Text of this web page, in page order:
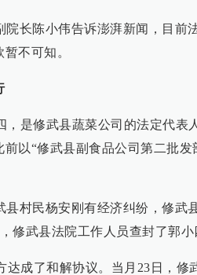
长陈小伟告诉澎湃新闻，目前
不可知。
是修武县蔬菜公司的法定代表
以“修武县副食品公司第二批发
村民杨安刚有经济纠纷，修武
修武县法院工作人员查封了郭小
成了和解协议。当月23日，修